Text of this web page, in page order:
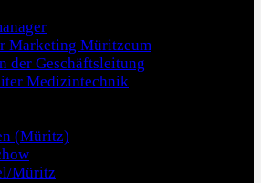
Marketing Müritzeum
der Geschäftsleitung
Medizintechnik
(Müritz)
Müritz